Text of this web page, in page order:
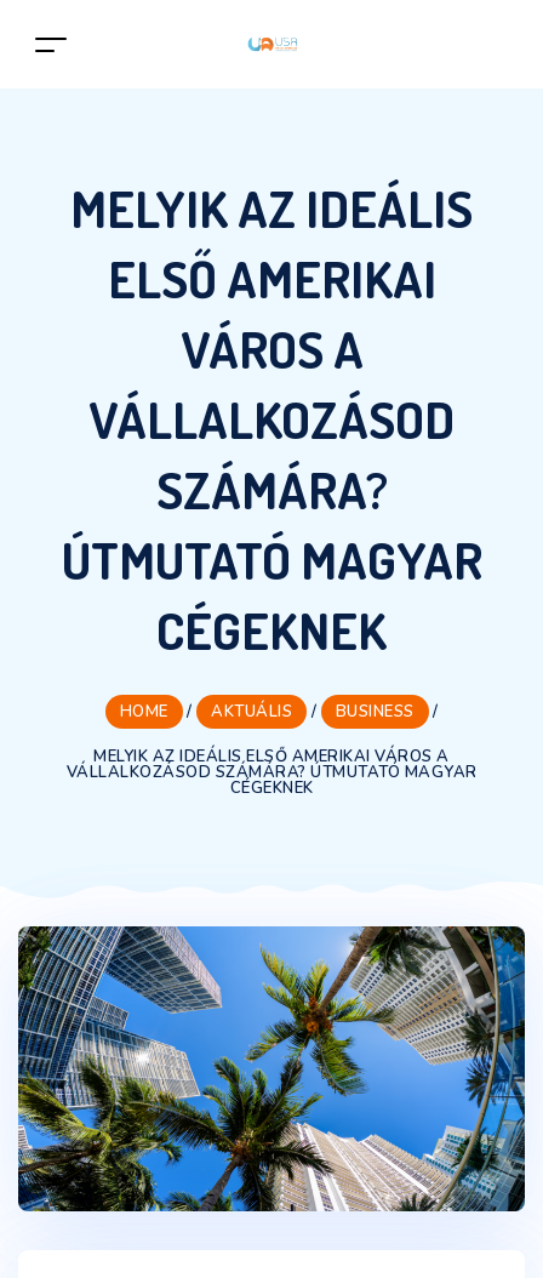
MELYIK AZ IDEÁLIS
ELSŐ AMERIKAI
VÁROS A
VÁLLALKOZÁSOD
SZÁMÁRA?
ÚTMUTATÓ MAGYAR
CÉGEKNEK
HOME / AKTUÁLIS / BUSINESS /
MELYIK AZ IDEÁLIS ELSŐ AMERIKAI VÁROS A
VÁLLALKOZÁSOD SZÁMÁRA? ÚTMUTATÓ MAGYAR
CÉGEKNEK